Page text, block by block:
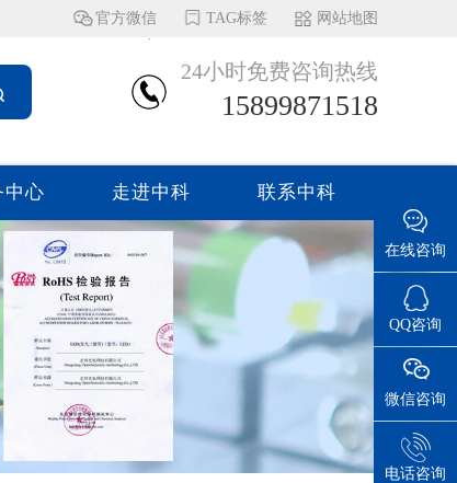
官方微信 TAG标签 网站地图
24小时免费咨询热线
15899871518
中心 走进中科 联系中科
在线咨询
QQ咨询
微信咨询
电话咨询